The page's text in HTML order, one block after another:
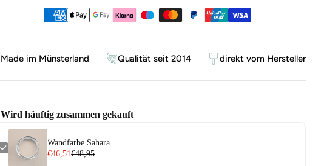
Zahlungsmethoden
Made im Münsterland Qualität seit 2014 direkt vom Hersteller
Wird häuftig zusammen gekauft
Wandfarbe Sahara
€46,51€48,95